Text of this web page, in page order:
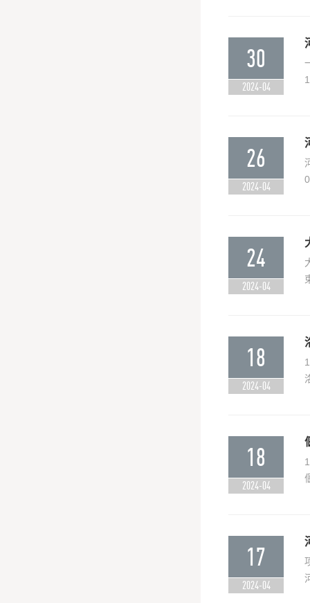
30
2024-04
26
2024-04
24
2024-04
18
2024-04
18
2024-04
17
2024-04